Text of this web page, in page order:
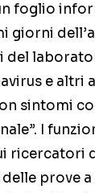
foglio
giorni
e altri
sintomi
I
ricercatori
prove a